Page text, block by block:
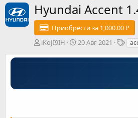
Hyundai Accent
Приобрести за 1,000.00 ₽
А
т
iKoJI9IH
Д
т
о
20 Авг 2021
Т
г